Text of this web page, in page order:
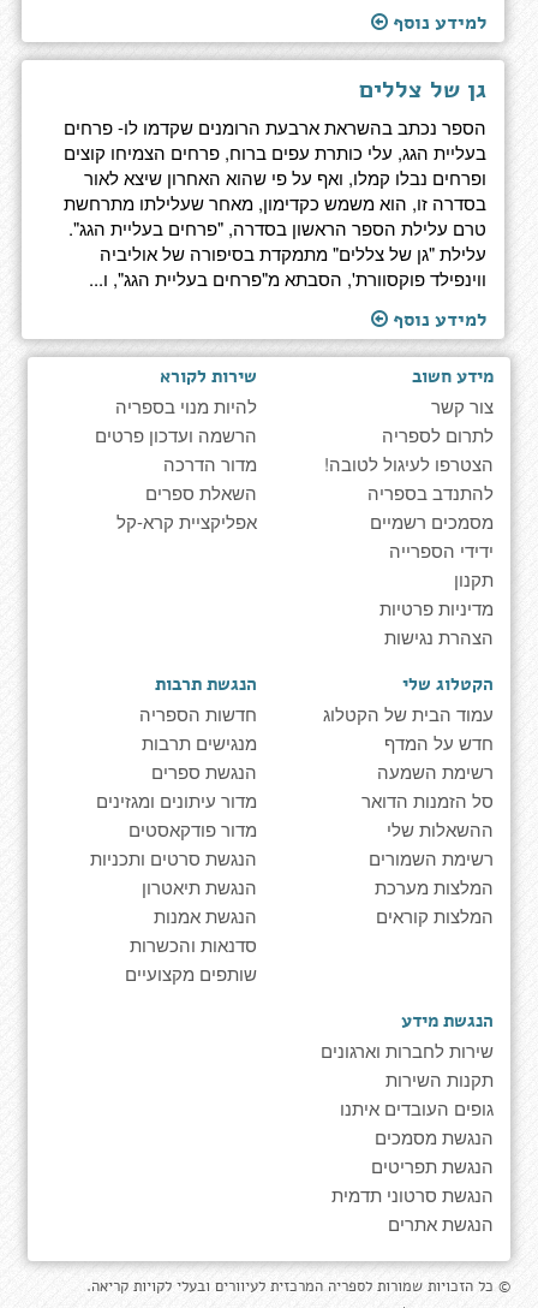
למידע נוסף
גן של צללים
הספר נכתב בהשראת ארבעת הרומנים שקדמו לו- פרחים
בעליית הגג, עלי כותרת עפים ברוח, פרחים הצמיחו קוצים
ופרחים נבלו קמלו, ואף על פי שהוא האחרון שיצא לאור
בסדרה זו, הוא משמש כקדימון, מאחר שעלילתו מתרחשת
טרם עלילת הספר הראשון בסדרה, "פרחים בעליית הגג".
עלילת "גן של צללים" מתמקדת בסיפורה של אוליביה
ווינפילד פוקסוורת', הסבתא מ"פרחים בעליית הגג", ו...
למידע נוסף
מידע חשוב
צור קשר
לתרום לספריה
הצטרפו לעיגול לטובה!
להתנדב בספריה
מסמכים רשמיים
ידידי הספרייה
תקנון
מדיניות פרטיות
הצהרת נגישות
שירות לקורא
להיות מנוי בספריה
הרשמה ועדכון פרטים
מדור הדרכה
השאלת ספרים
אפליקציית קרא-קל
הקטלוג שלי
עמוד הבית של הקטלוג
חדש על המדף
רשימת השמעה
סל הזמנות הדואר
ההשאלות שלי
רשימת השמורים
המלצות מערכת
המלצות קוראים
הנגשת תרבות
חדשות הספריה
מנגישים תרבות
הנגשת ספרים
מדור עיתונים ומגזינים
מדור פודקאסטים
הנגשת סרטים ותכניות
הנגשת תיאטרון
הנגשת אמנות
סדנאות והכשרות
שותפים מקצועיים
הנגשת מידע
שירות לחברות וארגונים
תקנות השירות
גופים העובדים איתנו
הנגשת מסמכים
הנגשת תפריטים
הנגשת סרטוני תדמית
הנגשת אתרים
© כל הזכויות שמורות לספריה המרכזית לעיוורים ובעלי לקויות קריאה.